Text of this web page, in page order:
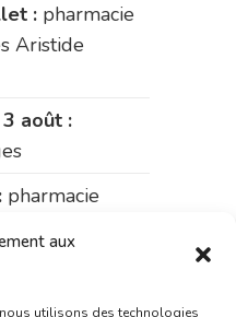
aux
utilisons des technologies
: pharmacie
Aristide
août :
pharmacie
Fouillade)
Jacques)